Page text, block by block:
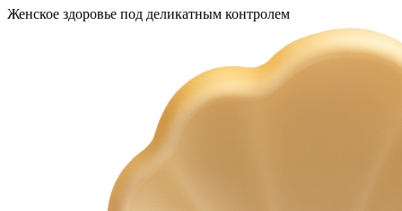
Женское здоровье под деликатным контролем